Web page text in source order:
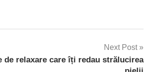
Next Post
de relaxare care îți redau strălucirea